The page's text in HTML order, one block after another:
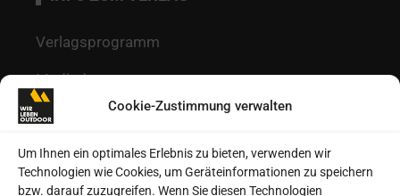
Cookie-Zustimmung verwalten
Um Ihnen ein optimales Erlebnis zu bieten, verwenden wir
Technologien wie Cookies, um Geräteinformationen zu speichern
bzw. darauf zuzugreifen. Wenn Sie diesen Technologien
Verlagsprogramm
Mediadaten
Redaktion
Kontakt
Autoren